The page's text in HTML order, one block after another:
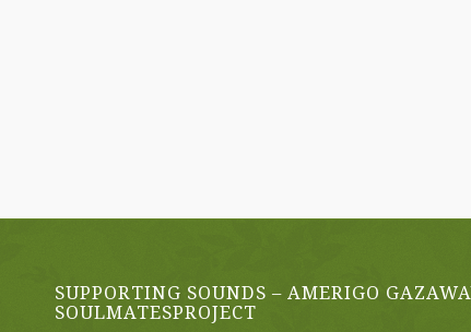
SUPPORTING SOUNDS – AMERIGO
SOULMATESPROJECT